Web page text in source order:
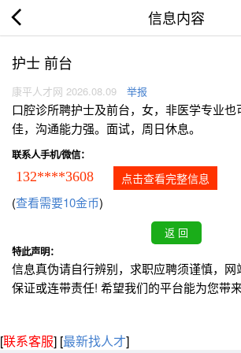
信息内容
护士 前台
康平人才网 2026.08.09 举报
口腔诊所聘护士及前台，女，非医学专业
佳，沟通能力强。面试，周日休息。
联系人手机/微信：
132****3608 点击查看完整信息
(查看需要10金币)
特此声明：
信息真伪请自行辨别，求职应聘须谨慎，
保证或连带责任! 希望我们的平台能为您带来
[联系客服] [最新找人才]